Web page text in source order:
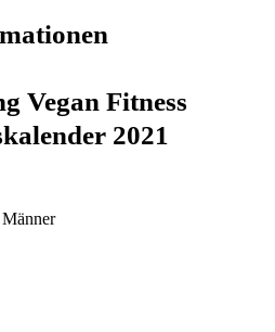
Vegan Fitness
2021